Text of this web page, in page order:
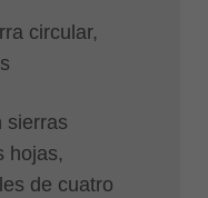
circular,
sierras
hojas,
de cuatro